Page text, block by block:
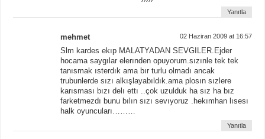
Yanıtla
mehmet 02 Haziran 2009 at 16:57
Slm kardes ekıp MALATYADAN SEVGILER.Ejder
hocama saygılar elerınden opuyorum.sızınle tek tek
tanısmak ısterdık ama bır turlu olmadı ancak
trubunlerde sızı alkışlayabıldık.ama plosın sızlere
karısması bızı delı ettı ..çok uzulduk ha sız ha bız
farketmezdı bunu bılın sızı sevıyoruz .hekımhan lısesı
halk oyuncuları………
Yanıtla